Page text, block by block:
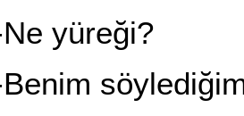
söylediğimi